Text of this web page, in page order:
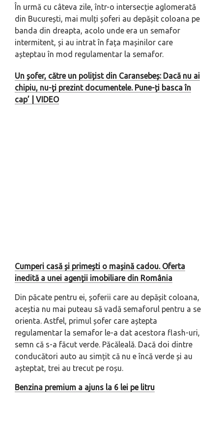
În urmă cu câteva zile, într-o intersecție aglomerată
din București, mai mulți șoferi au depășit coloana pe
banda din dreapta, acolo unde era un semafor
intermitent, și au intrat în fața mașinilor care
așteptau în mod regulamentar la semafor.
Un șofer, către un polițist din Caransebeș: Dacă nu ai
chipiu, nu-ți prezint documentele. Pune-ți basca în
cap’ | VIDEO
Cumperi casă și primești o mașină cadou. Oferta
inedită a unei agenții imobiliare din România
Din păcate pentru ei, șoferii care au depășit coloana,
aceștia nu mai puteau să vadă semaforul pentru a se
orienta. Astfel, primul șofer care aștepta
regulamentar la semafor le-a dat acestora flash-uri,
semn că s-a făcut verde. Păcăleală. Dacă doi dintre
conducători auto au simțit că nu e încă verde și au
așteptat, trei au trecut pe roșu.
Benzina premium a ajuns la 6 lei pe litru